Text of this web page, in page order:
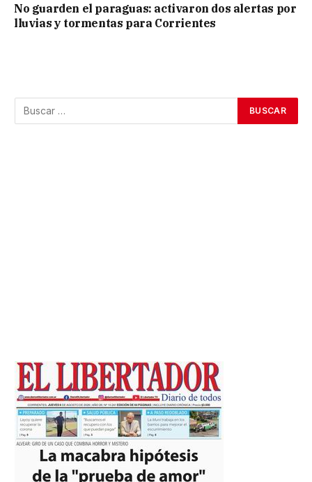
No guarden el paraguas: activaron dos alertas por
lluvias y tormentas para Corrientes